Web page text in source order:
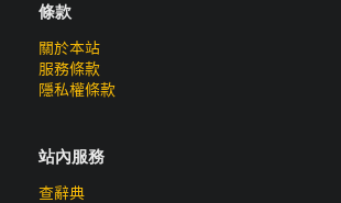
條款
關於本站
服務條款
隱私權條款
站內服務
查辭典